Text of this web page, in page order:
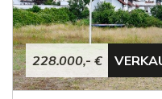
228.000,- €